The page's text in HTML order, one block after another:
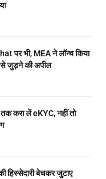
पर भी, MEA ने लॉन्च किया
जुड़ने की अपील
करा लें eKYC, नहीं तो
हिस्सेदारी बेचकर जुटाए